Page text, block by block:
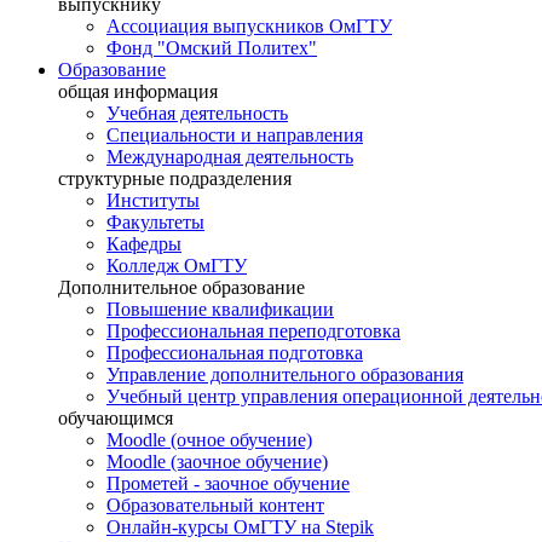
выпускнику
Ассоциация выпускников ОмГТУ
Фонд "Омский Политех"
Образование
общая информация
Учебная деятельность
Специальности и направления
Международная деятельность
структурные подразделения
Институты
Факультеты
Кафедры
Колледж ОмГТУ
Дополнительное образование
Повышение квалификации
Профессиональная переподготовка
Профессиональная подготовка
Управление дополнительного образования
Учебный центр управления операционной
обучающимся
Moodle (очное обучение)
Moodle (заочное обучение)
Прометей - заочное обучение
Образовательный контент
Онлайн-курсы ОмГТУ на Stepik